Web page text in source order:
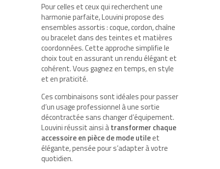
Pour celles et ceux qui recherchent une
harmonie parfaite, Louvini propose des
ensembles assortis : coque, cordon, chaîne
ou bracelet dans des teintes et matières
coordonnées. Cette approche simplifie le
choix tout en assurant un rendu élégant et
cohérent. Vous gagnez en temps, en style
et en praticité.
Ces combinaisons sont idéales pour passer
d’un usage professionnel à une sortie
décontractée sans changer d’équipement.
Louvini réussit ainsi àtransformer chaque
accessoire en pièce de mode utileet
élégante, pensée pour s’adapter à votre
quotidien.